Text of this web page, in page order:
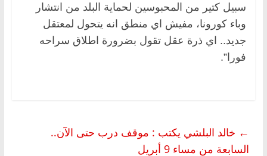
سبيل كتير من المحبوسين لحماية البلد من انتشار
وباء كورونا، مفيش اي منطق انه يتحول لمعتقل
جديد.. اي ذرة عقل تقول بضرورة اطلاق سراحه
فورا”.
← خالد البلشي يكتب : موقف درب حتى الآن..
السابعة من مساء 9 أبريل